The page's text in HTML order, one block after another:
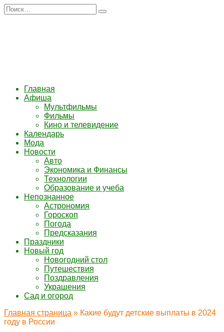
Перейти
к
Search
for:
Главная
Афиша
Мультфильмы
Фильмы
Кино и телевидение
Календарь
Мода
Новости
Авто
Экономика и Финансы
Технологии
Образование и учеба
Непознанное
Астрономия
Гороскоп
Погода
Предсказания
Праздники
Новый год
Новогодний стол
Путешествия
Поздравления
Украшения
Сад и огород
Главная страница » Какие будут детские выплаты в 2024
году в России